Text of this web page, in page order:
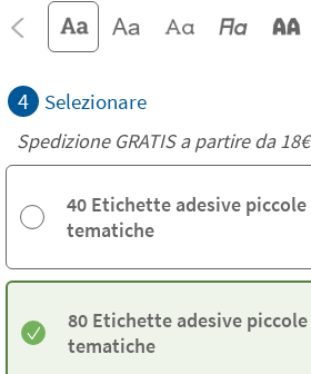
4 Selezionare
Spedizione GRATIS a partire da18€
40 Etichette adesive piccole
tematiche
80 Etichette adesive piccole
tematiche